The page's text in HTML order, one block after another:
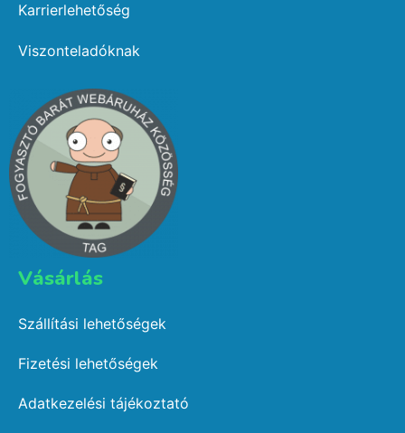
Karrierlehetőség
Viszonteladóknak
Vásárlás​
Szállítási lehetőségek
Fizetési lehetőségek
Adatkezelési tájékoztató